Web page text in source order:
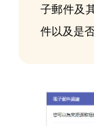
子郵件及
件以及是